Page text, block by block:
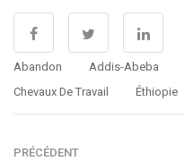
Abandon Addis-Abeba
Chevaux De Travail
Éthiopie
PRÉCÉDENT